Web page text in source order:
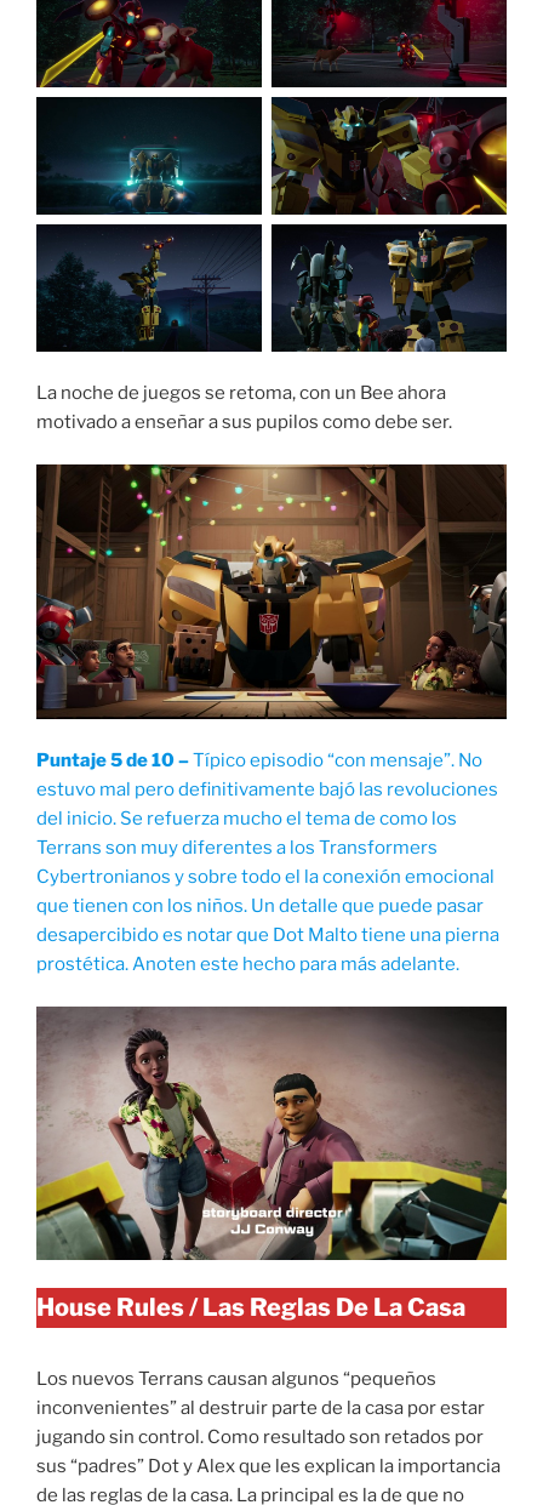
La noche de juegos se retoma, con un Bee ahora
motivado a enseñar a sus pupilos como debe ser.
Puntaje 5 de 10 –Típico episodio “con mensaje”. No
estuvo mal pero definitivamente bajó las revoluciones
del inicio. Se refuerza mucho el tema de como los
Terrans son muy diferentes a los Transformers
Cybertronianos y sobre todo el la conexión emocional
que tienen con los niños. Un detalle que puede pasar
desapercibido es notar que Dot Malto tiene una pierna
prostética. Anoten este hecho para más adelante.
House Rules / Las Reglas De La Casa
Los nuevos Terrans causan algunos “pequeños
inconvenientes” al destruir parte de la casa por estar
jugando sin control. Como resultado son retados por
sus “padres” Dot y Alex que les explican la importancia
de las reglas de la casa. La principal es la de que no